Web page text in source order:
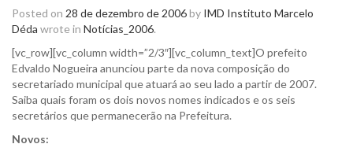
Posted on 28 de dezembro de 2006by IMD Instituto Marcelo
Déda wrote in Notícias_2006.
[vc_row][vc_column width=”2/3″][vc_column_text]O prefeito
Edvaldo Nogueira anunciou parte da nova composição do
secretariado municipal que atuará ao seu lado a partir de 2007.
Saiba quais foram os dois novos nomes indicados e os seis
secretários que permanecerão na Prefeitura.
Novos: